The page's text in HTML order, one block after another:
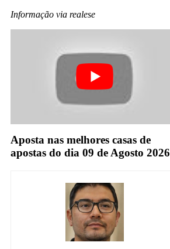
Informação via realese
Aposta nas melhores casas de
apostas do dia 09 de Agosto 2026